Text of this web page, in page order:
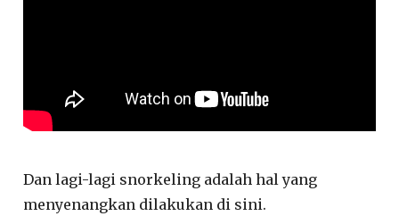
Dan lagi-lagi snorkeling adalah hal yang
menyenangkan dilakukan di sini.